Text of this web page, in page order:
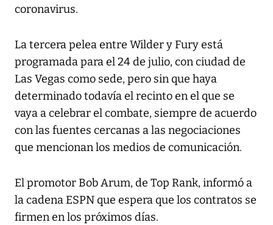
coronavirus.
La tercera pelea entre Wilder y Fury está
programada para el 24 de julio, con ciudad de
Las Vegas como sede, pero sin que haya
determinado todavía el recinto en el que se
vaya a celebrar el combate, siempre de acuerdo
con las fuentes cercanas a las negociaciones
que mencionan los medios de comunicación.
El promotor Bob Arum, de Top Rank, informó a
la cadena ESPN que espera que los contratos se
firmen en los próximos días.